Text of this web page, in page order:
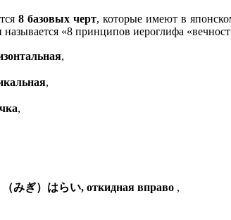
8 базовых черт, которые имеют в
называется «8 принципов иероглифа
,
,
,
（みぎ）はらい, откидная вправо ,